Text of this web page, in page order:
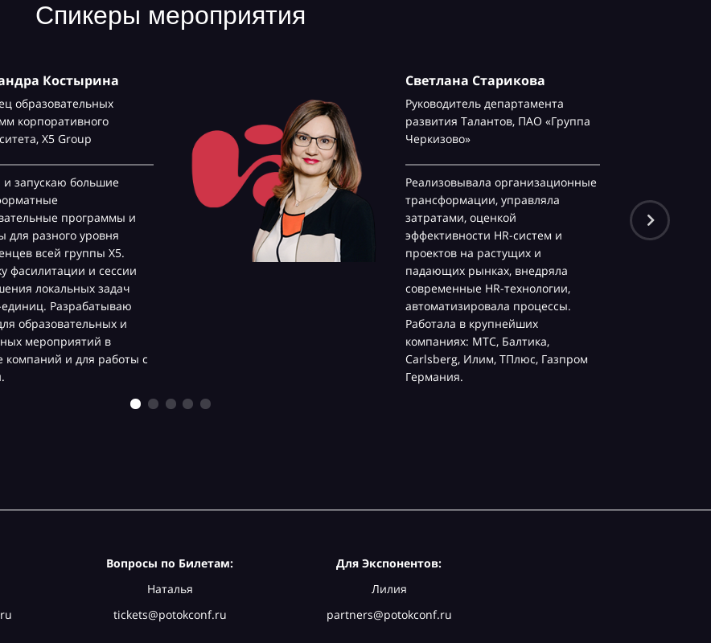
Спикеры мероприятия
Костырина
образовательных
корпоративного
Х5 Group
запускаю большие
программы и
для разного уровня
всей группы Х5.
фасилитации и сессии
локальных задач
Разрабатываю
образовательных и
мероприятий в
компаний и для работы с
Светлана Старикова
Руководитель департамента
развития Талантов, ПАО «Группа
Черкизово»
Реализовывала организационные
трансформации, управляла
затратами, оценкой
эффективности HR-систем и
проектов на растущих и
падающих рынках, внедряла
современные HR-технологии,
автоматизировала процессы.
Работала в крупнейших
компаниях: МТС, Балтика,
Carlsberg, Илим, ТПлюс, Газпром
Германия.
Вопросы по Билетам:
Наталья
tickets@potokconf.ru
Для Экспонентов:
Лилия
partners@potokconf.ru